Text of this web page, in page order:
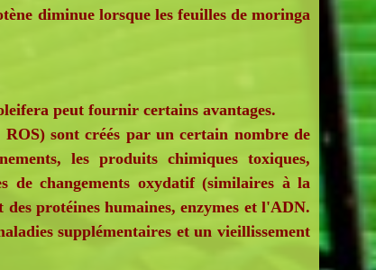
diminue lorsque les feuilles de moringa
peut fournir certains avantages.
sont créés par un certain nombre de
les produits chimiques toxiques,
de changements oxydatif (similaires à la
protéines humaines, enzymes et l'ADN.
supplémentaires et un vieillissement